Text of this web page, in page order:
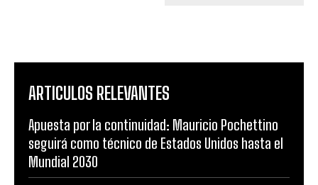
ARTICULOS RELEVANTES
Apuesta por la continuidad: Mauricio Pochettino
seguirá como técnico de Estados Unidos hasta el
Mundial 2030